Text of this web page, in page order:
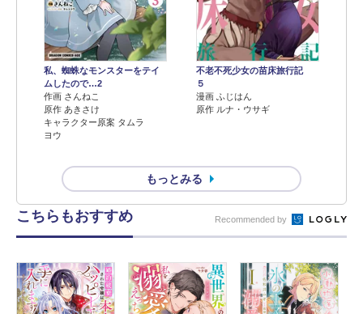
私、蜘蛛なモンスターをテイ
ムしたので…2
作画 さんねこ
原作 あきさけ
キャラクター原案 タムラ
ヨウ
不老不死少女の苗床旅行記
５
漫画 ふじはん
原作 ルナ・ウサギ
もっとみる
こちらもおすすめ Recommended by